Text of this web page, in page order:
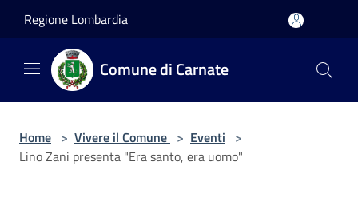
Regione Lombardia
Comune di Carnate
Home > Vivere il Comune > Eventi >
Lino Zani presenta "Era santo, era uomo"